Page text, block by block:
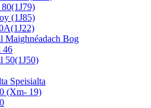
(1J85)
Maighnéadach Bog
46
50(1J50)
Speisialta
(Xm- 19)